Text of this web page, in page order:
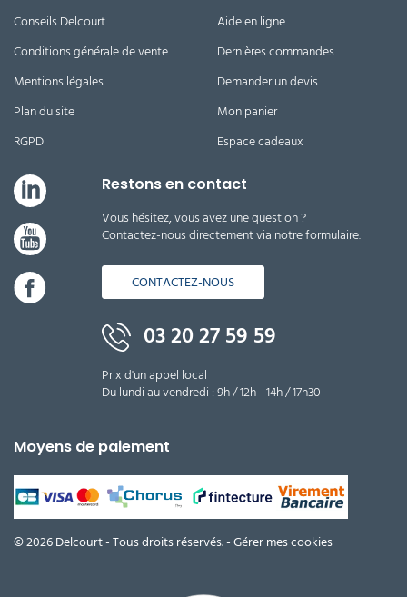
Conseils Delcourt
Conditions générale de vente
Mentions légales
Plan du site
RGPD
Aide en ligne
Dernières commandes
Demander un devis
Mon panier
Espace cadeaux
Restons en contact
Vous hésitez, vous avez une question ?
Contactez-nous directement via notre formulaire.
CONTACTEZ-NOUS
03 20 27 59 59
Prix d'un appel local
Du lundi au vendredi : 9h / 12h - 14h / 17h30
Moyens de paiement
© 2026 Delcourt - Tous droits réservés. -Gérer mes cookies